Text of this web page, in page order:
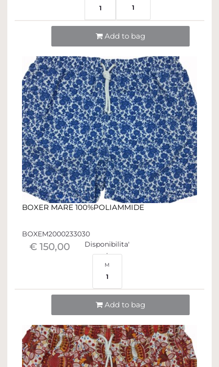
1 1
Add to bag
BOXER MARE 100%POLIAMMIDE
BOXEM2000233030
€ 150,00 Disponibilita'
M
1
Add to bag